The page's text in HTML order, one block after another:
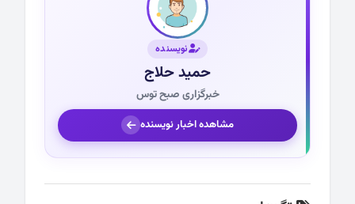
نویسنده
حمید حلاج
خبرگزاری صبح توس
مشاهده اخبار نویسنده